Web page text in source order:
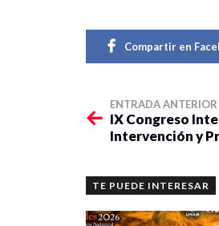
Compartir en
ENTRADA ANTERIOR
IX Congreso
Intervención y
TE PUEDE INTERESAR